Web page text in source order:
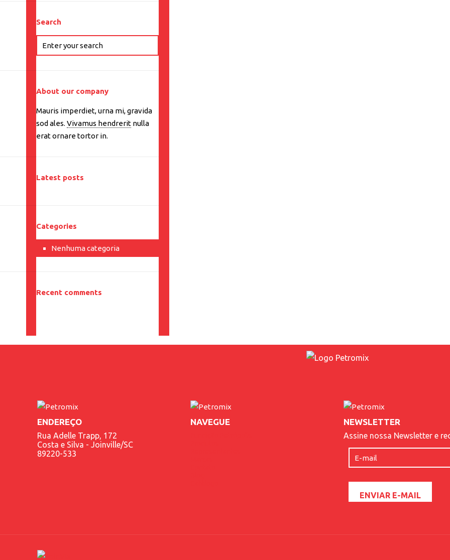
Search
About our company
Mauris imperdiet, urna mi, gravida
sod ales. Vivamus hendrerit nulla
erat ornare tortor in.
Latest posts
Categories
Nenhuma categoria
Recent comments
ENDEREÇO
Rua Adelle Trapp, 172
Costa e Silva - Joinville/SC
89220-533
NAVEGUE NEWSLETTER
Assine nossa Newsletter e